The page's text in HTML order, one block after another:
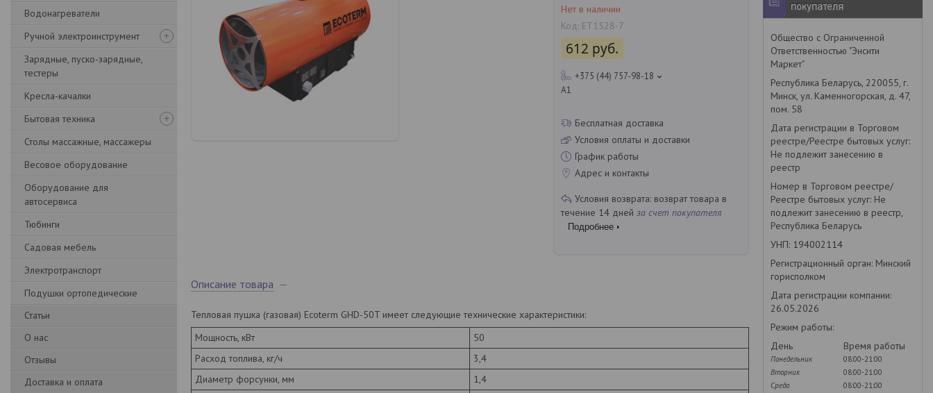
Водонагреватели
Ручной электроинструмент
Зарядные, пуско-зарядные,
тестеры
Кресла-качалки
Бытовая техника
Столы массажные, массажеры
Весовое оборудование
Оборудование для
автосервиса
Тюбинги
Садовая мебель
Электротранспорт
Подушки ортопедические
Статьи
О нас
Отзывы
Доставка и оплата
Нет в наличии
Код: ET1528-7
612 руб.
+375 (44) 757-98-18
A1
Бесплатная доставка
Условия оплаты и доставки
График работы
Адрес и контакты
возврат товара в
течение 14 дней за счет покупателя
Подробнее
Описание товара
Тепловая пушка (газовая) Ecoterm GHD-50T имеет следующие технические характеристики:
Мощность, кВт
50
Расход топлива, кг/ч
3,4
Диаметр форсунки, мм
1,4
покупателя
Общество с Ограниченной
Ответственностью "Энсити
Маркет"
Республика Беларусь, 220055, г.
Минск, ул. Каменногорская, д. 47,
пом. 58
Дата регистрации в Торговом
реестре/Реестре бытовых услуг:
Не подлежит занесению в
реестр
Номер в Торговом реестре/
Реестре бытовых услуг: Не
подлежит занесению в реестр,
Республика Беларусь
УНП: 194002114
Регистрационный орган: Минский
горисполком
Дата регистрации компании:
26.05.2026
Режим работы:
День
Время работы
Понедельник
08:00-21:00
Вторник
08:00-21:00
Среда
08:00-21:00